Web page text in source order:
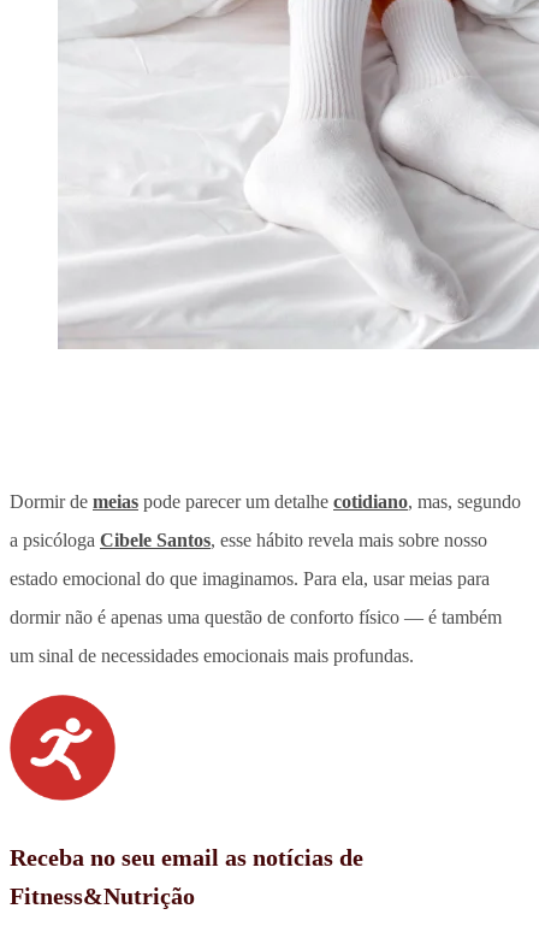
Dormir de meias pode parecer um detalhe cotidiano, mas, segundo
a psicóloga Cibele Santos, esse hábito revela mais sobre nosso
estado emocional do que imaginamos. Para ela, usar meias para
dormir não é apenas uma questão de conforto físico — é também
um sinal de necessidades emocionais mais profundas.
Receba no seu email as notícias de
Fitness&Nutrição